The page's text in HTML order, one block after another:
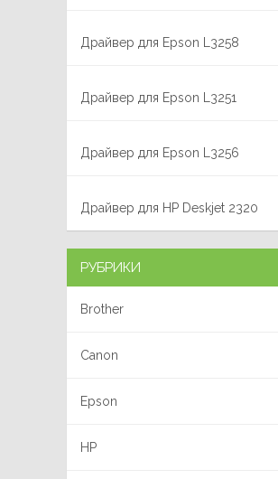
Драйвер для Epson L3258
Драйвер для Epson L3251
Драйвер для Epson L3256
Драйвер для HP Deskjet 2320
РУБРИКИ
Brother
Canon
Epson
HP